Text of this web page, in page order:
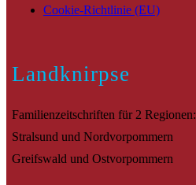
Cookie-Richtlinie (EU)
Landknirpse
Familienzeitschriften für 2 Regionen:
Stralsund und Nordvorpommern
Greifswald und Ostvorpommern